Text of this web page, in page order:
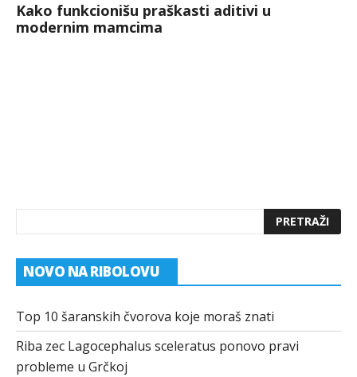
Kako funkcionišu praškasti aditivi u
modernim mamcima
NOVO NA RIBOLOVU
Top 10 šaranskih čvorova koje moraš znati
Riba zec Lagocephalus sceleratus ponovo pravi
probleme u Grčkoj